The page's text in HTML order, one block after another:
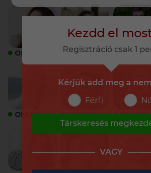
ONLINE ONLINE ONLINE
ONLINE ONLINE ONLINE
Kezdd el
Regisztráció csak 1
Kérjük add meg a
Férfi
Társkeresés
VAGY